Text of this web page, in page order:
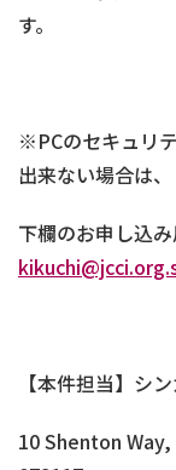
す。
※PCのセキュリ
出来ない場合は、
下欄のお申し込
【本件担当】シ
10 Shenton